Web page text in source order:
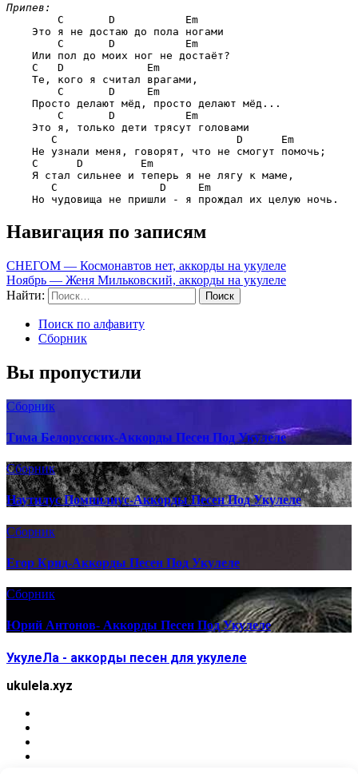
Припев:
C       D           Em
    Это я не достаю до пола ногами
C       D           Em
    Или пол до моих ног не достаёт?
C   D             Em
    Те, кого я считал врагами,
C       D     Em
    Просто делают мёд, просто делают мёд...
C       D           Em
    Это я, только дети трясут головами
C                            D      Em
    Не узнали меня, говорят, что не смогут помочь;
C      D         Em
    Я стал сильнее и теперь я не лягу к маме,
C                D     Em
Навигация по записям
СНЕГОМ — Космонавтов нет, аккорды на укулеле
Ноябрь — Женя Мильковский, аккорды на укулеле
Найти:
Поиск по алфавиту
Сборник
Вы пропустили
Сборник
Тима Белорусских-Аккорды Песен Под Укулеле
Сборник
Наутилус Помпилиус-Аккорды Песен Под Укулеле
Сборник
Егор Крид-Аккорды Песен Под Укулеле
Сборник
Юрий Антонов- Аккорды Песен Под Укулеле
УкулеЛа - аккорды песен для укулеле
ukulela.xyz